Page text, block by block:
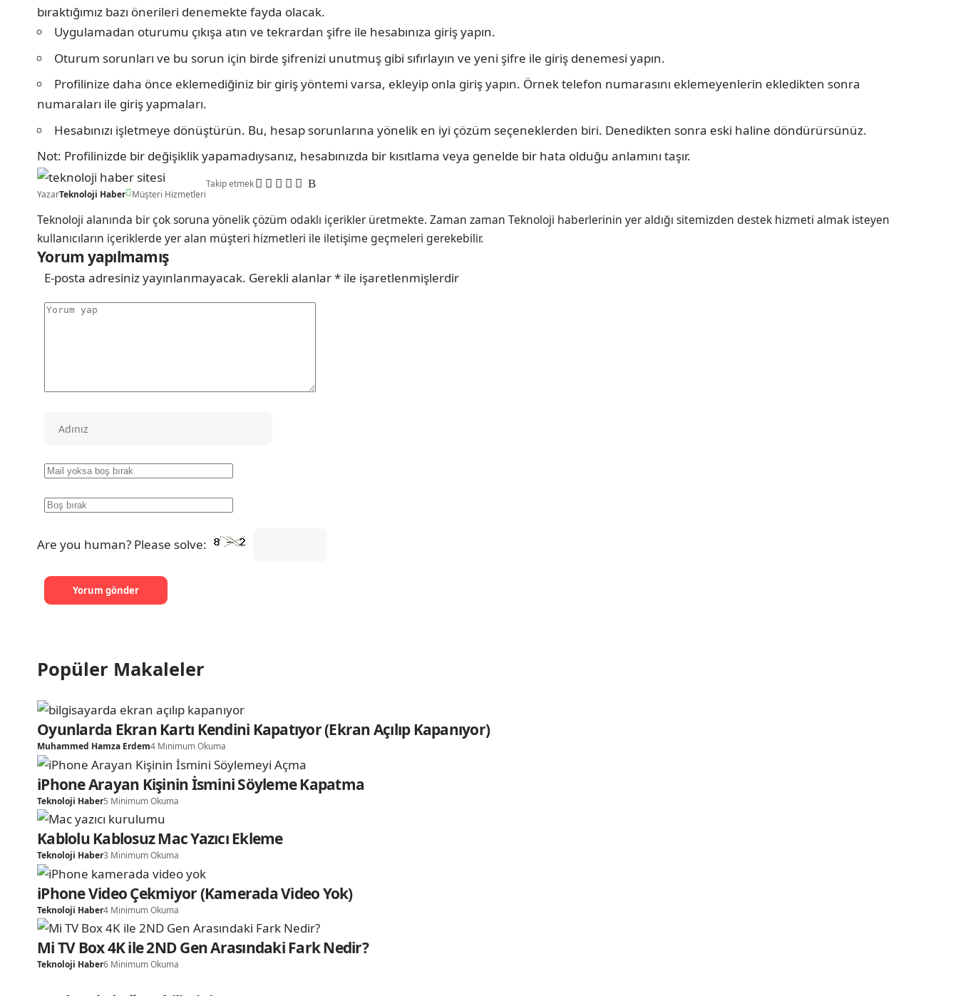
bıraktığımız bazı önerileri denemekte fayda olacak.
Uygulamadan oturumu çıkışa atın ve tekrardan şifre ile hesabınıza giriş yapın.
Oturum sorunları ve bu sorun için birde şifrenizi unutmuş gibi sıfırlayın ve yeni şifre ile giriş denemesi yapın.
Profilinize daha önce eklemediğiniz bir giriş yöntemi varsa, ekleyip onla giriş yapın. Örnek telefon numarasını eklemeyenlerin ekledikten sonra
numaraları ile giriş yapmaları.
Hesabınızı işletmeye dönüştürün. Bu, hesap sorunlarına yönelik en iyi çözüm seçeneklerden biri. Denedikten sonra eski haline döndürürsünüz.
Not: Profilinizde bir değişiklik yapamadıysanız, hesabınızda bir kısıtlama veya genelde bir hata olduğu anlamını taşır.
YazarTeknoloji Haber Müşteri Hizmetleri
Takip etmek
Teknoloji alanında bir çok soruna yönelik çözüm odaklı içerikler üretmekte. Zaman zaman Teknoloji haberlerinin yer aldığı sitemizden destek hizmeti almak isteyen
kullanıcıların içeriklerde yer alan müşteri hizmetleri ile iletişime geçmeleri gerekebilir.
Yorum yapılmamış
E-posta adresiniz yayınlanmayacak. Gerekli alanlar* ile işaretlenmişlerdir
Are you human? Please solve:
Popüler Makaleler
Oyunlarda Ekran Kartı Kendini Kapatıyor (Ekran Açılıp Kapanıyor)
Muhammed Hamza Erdem4 Minimum Okuma
iPhone Arayan Kişinin İsmini Söyleme Kapatma
Teknoloji Haber5 Minimum Okuma
Kablolu Kablosuz Mac Yazıcı Ekleme
Teknoloji Haber3 Minimum Okuma
iPhone Video Çekmiyor (Kamerada Video Yok)
Teknoloji Haber4 Minimum Okuma
Mi TV Box 4K ile 2ND Gen Arasındaki Fark Nedir?
Teknoloji Haber6 Minimum Okuma